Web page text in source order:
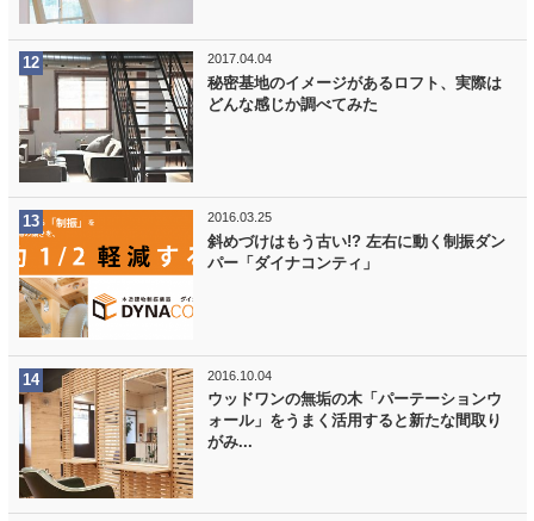
2017.04.04
秘密基地のイメージがあるロフト、実際は
どんな感じか調べてみた
2016.03.25
斜めづけはもう古い!? 左右に動く制振ダン
パー「ダイナコンティ」
2016.10.04
ウッドワンの無垢の木「パーテーションウ
ォール」をうまく活用すると新たな間取り
がみ...